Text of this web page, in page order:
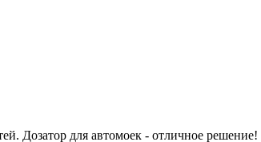
Дозатор для автомоек - отличное решение!